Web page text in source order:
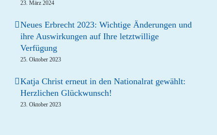
23. März 2024
Neues Erbrecht 2023: Wichtige Änderungen und
ihre Auswirkungen auf Ihre letztwillige
Verfügung
25. Oktober 2023
Katja Christ erneut in den Nationalrat gewählt:
Herzlichen Glückwunsch!
23. Oktober 2023